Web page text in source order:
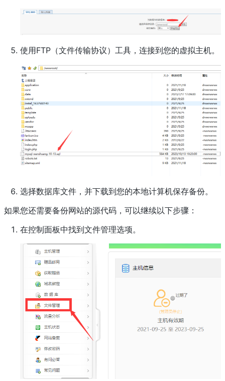
使用FTP（文件传输协议）工具，连接到您的虚拟主机。
选择数据库文件，并下载到您的本地计算机保存备份。
如果您还需要备份网站的源代码，可以继续以下步骤：
在控制面板中找到文件管理选项。